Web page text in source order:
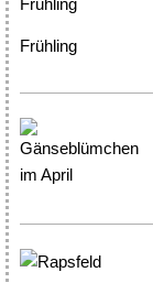
Frühling